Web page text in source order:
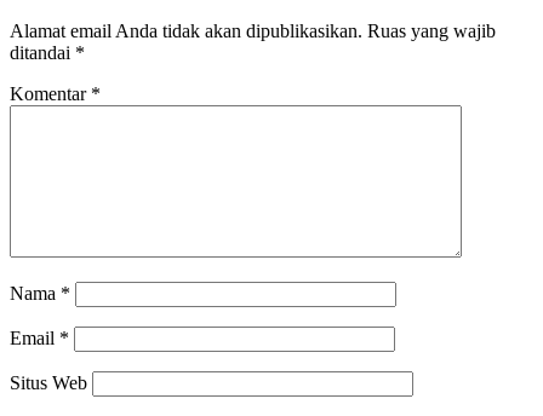
Alamat email Anda tidak akan dipublikasikan. Ruas yang wajib
ditandai *
Komentar *
Nama *
Email *
Situs Web